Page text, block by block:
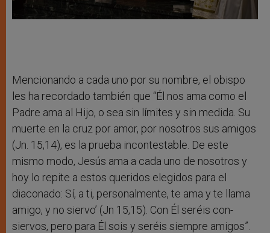
Mencionando a cada uno por su nombre, el obispo
les ha recordado también que “Él nos ama como el
Padre ama al Hijo, o sea sin límites y sin medida. Su
muerte en la cruz por amor, por nosotros sus amigos
(Jn. 15,14), es la prueba incontestable. De este
mismo modo, Jesús ama a cada uno de nosotros y
hoy lo repite a estos queridos elegidos para el
diaconado: Sí, a ti, personalmente, te ama y te llama
amigo, y no siervo’ (Jn 15,15). Con Él seréis con-
siervos, pero para Él sois y seréis siempre amigos”.